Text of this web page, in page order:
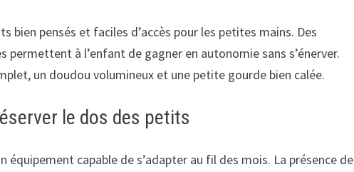
bien pensés et faciles d’accès pour les petites mains. Des
à l’enfant de gagner en autonomie sans s’énerver.
un doudou volumineux et une petite gourde bien calée.
le dos des petits
capable de s’adapter au fil des mois. La présence de